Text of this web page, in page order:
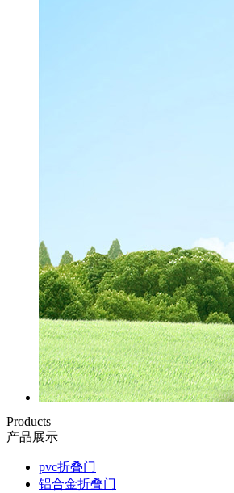
Products
产品展示
pvc折叠门
铝合金折叠门